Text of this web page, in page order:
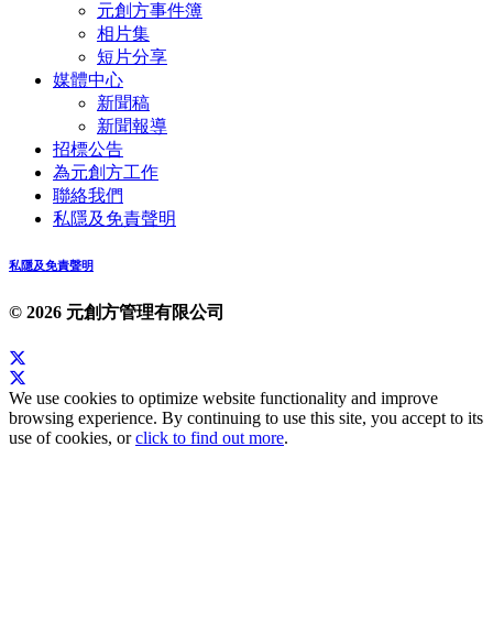
元創方事件簿
相片集
短片分享
媒體中心
新聞稿
新聞報導
招標公告
為元創方工作
聯絡我們
私隱及免責聲明
私隱及免責聲明
© 2026 元創方管理有限公司
We use cookies to optimize website functionality and improve
browsing experience. By continuing to use this site, you accept to its
use of cookies, orclick to find out more.